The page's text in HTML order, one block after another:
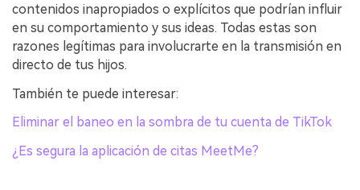
contenidos inapropiados o explícitos que podrían influir
en su comportamiento y sus ideas. Todas estas son
razones legítimas para involucrarte en la transmisión en
directo de tus hijos.
También te puede interesar:
Eliminar el baneo en la sombra de tu cuenta de TikTok
¿Es segura la aplicación de citas MeetMe?